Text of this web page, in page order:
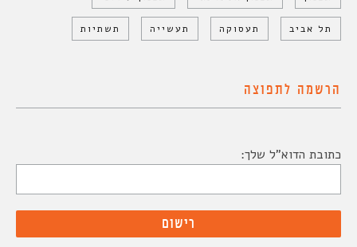
תל אביב תעסוקה תעשייה תשתיות
הרשמה לתפוצה
כתובת הדוא"ל שלך: